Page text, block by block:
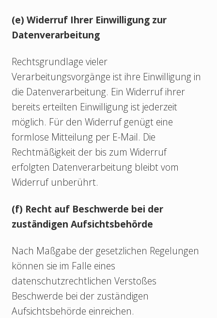
(e) Widerruf Ihrer Einwilligung zur
Datenverarbeitung
Rechtsgrundlage vieler
Verarbeitungsvorgänge ist ihre Einwilligung in
die Datenverarbeitung. Ein Widerruf ihrer
bereits erteilten Einwilligung ist jederzeit
möglich. Für den Widerruf genügt eine
formlose Mitteilung per E-Mail. Die
Rechtmäßigkeit der bis zum Widerruf
erfolgten Datenverarbeitung bleibt vom
Widerruf unberührt.
(f) Recht auf Beschwerde bei der
zuständigen Aufsichtsbehörde
Nach Maßgabe der gesetzlichen Regelungen
können sie im Falle eines
datenschutzrechtlichen Verstoßes
Beschwerde bei der zuständigen
Aufsichtsbehörde einreichen.